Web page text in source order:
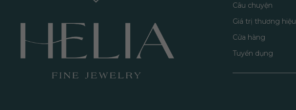
Câu chuyện
Giá trị thương hiệu
Cửa hàng
Tuyển dụng